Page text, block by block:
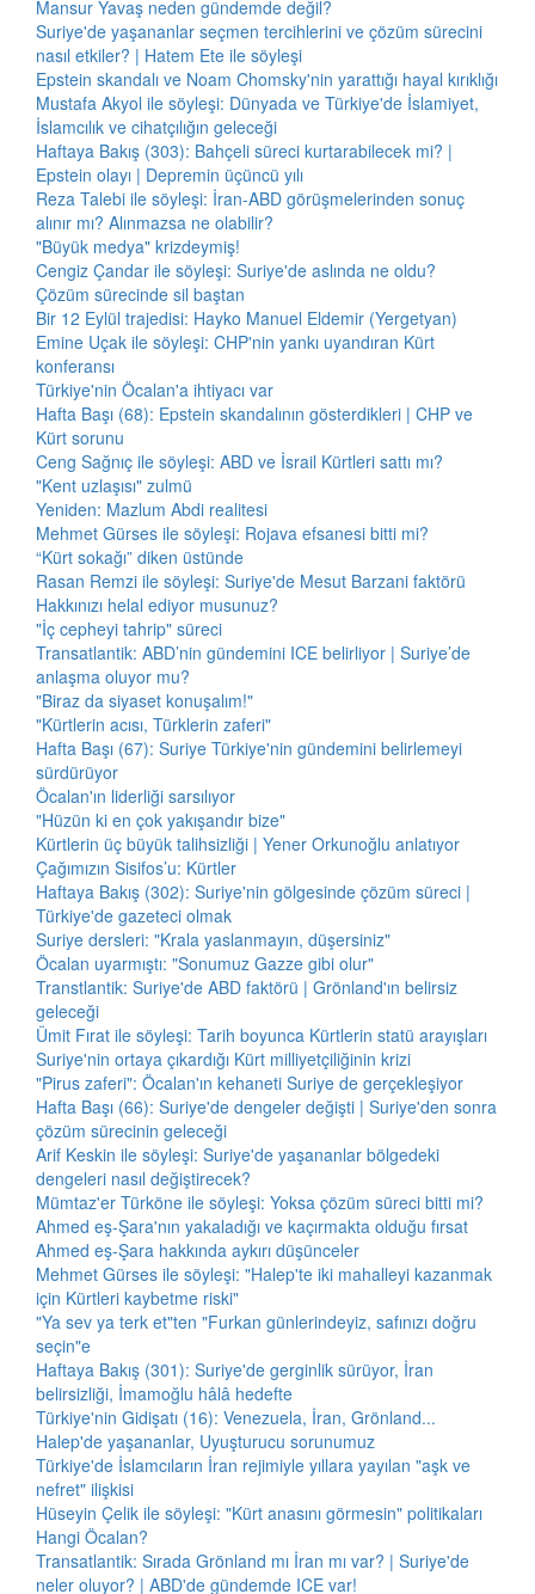
Mansur Yavaş neden gündemde değil?
Suriye'de yaşananlar seçmen tercihlerini ve çözüm sürecini
nasıl etkiler? | Hatem Ete ile söyleşi
Epstein skandalı ve Noam Chomsky'nin yarattığı hayal kırıklığı
Mustafa Akyol ile söyleşi: Dünyada ve Türkiye'de İslamiyet,
İslamcılık ve cihatçılığın geleceği
Haftaya Bakış (303): Bahçeli süreci kurtarabilecek mi? |
Epstein olayı | Depremin üçüncü yılı
Reza Talebi ile söyleşi: İran-ABD görüşmelerinden sonuç
alınır mı? Alınmazsa ne olabilir?
"Büyük medya" krizdeymiş!
Cengiz Çandar ile söyleşi: Suriye'de aslında ne oldu?
Çözüm sürecinde sil baştan
Bir 12 Eylül trajedisi: Hayko Manuel Eldemir (Yergetyan)
Emine Uçak ile söyleşi: CHP'nin yankı uyandıran Kürt
konferansı
Türkiye'nin Öcalan'a ihtiyacı var
Hafta Başı (68): Epstein skandalının gösterdikleri | CHP ve
Kürt sorunu
Ceng Sağnıç ile söyleşi: ABD ve İsrail Kürtleri sattı mı?
"Kent uzlaşısı" zulmü
Yeniden: Mazlum Abdi realitesi
Mehmet Gürses ile söyleşi: Rojava efsanesi bitti mi?
“Kürt sokağı” diken üstünde
Rasan Remzi ile söyleşi: Suriye'de Mesut Barzani faktörü
Hakkınızı helal ediyor musunuz?
"İç cepheyi tahrip" süreci
Transatlantik: ABD’nin gündemini ICE belirliyor | Suriye’de
anlaşma oluyor mu?
"Biraz da siyaset konuşalım!"
"Kürtlerin acısı, Türklerin zaferi"
Hafta Başı (67): Suriye Türkiye'nin gündemini belirlemeyi
sürdürüyor
Öcalan'ın liderliği sarsılıyor
"Hüzün ki en çok yakışandır bize"
Kürtlerin üç büyük talihsizliği | Yener Orkunoğlu anlatıyor
Çağımızın Sisifos’u: Kürtler
Haftaya Bakış (302): Suriye'nin gölgesinde çözüm süreci |
Türkiye'de gazeteci olmak
Suriye dersleri: "Krala yaslanmayın, düşersiniz"
Öcalan uyarmıştı: "Sonumuz Gazze gibi olur"
Transtlantik: Suriye'de ABD faktörü | Grönland'ın belirsiz
geleceği
Ümit Fırat ile söyleşi: Tarih boyunca Kürtlerin statü arayışları
Suriye'nin ortaya çıkardığı Kürt milliyetçiliğinin krizi
"Pirus zaferi": Öcalan'ın kehaneti Suriye de gerçekleşiyor
Hafta Başı (66): Suriye'de dengeler değişti | Suriye'den sonra
çözüm sürecinin geleceği
Arif Keskin ile söyleşi: Suriye'de yaşananlar bölgedeki
dengeleri nasıl değiştirecek?
Mümtaz'er Türköne ile söyleşi: Yoksa çözüm süreci bitti mi?
Ahmed eş-Şara'nın yakaladığı ve kaçırmakta olduğu fırsat
Ahmed eş-Şara hakkında aykırı düşünceler
Mehmet Gürses ile söyleşi: "Halep'te iki mahalleyi kazanmak
için Kürtleri kaybetme riski"
"Ya sev ya terk et"ten "Furkan günlerindeyiz, safınızı doğru
seçin"e
Haftaya Bakış (301): Suriye'de gerginlik sürüyor, İran
belirsizliği, İmamoğlu hâlâ hedefte
Türkiye'nin Gidişatı (16): Venezuela, İran, Grönland...
Halep'de yaşananlar, Uyuşturucu sorunumuz
Türkiye'de İslamcıların İran rejimiyle yıllara yayılan "aşk ve
nefret" ilişkisi
Hüseyin Çelik ile söyleşi: "Kürt anasını görmesin" politikaları
Hangi Öcalan?
Transatlantik: Sırada Grönland mı İran mı var? | Suriye'de
neler oluyor? | ABD'de gündemde ICE var!